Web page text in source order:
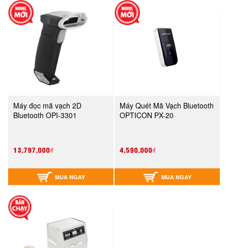
Máy đọc mã vạch 2D
Bluetooth OPI-3301
13,797,000₫
MUA NGAY
Máy Quét Mã Vạch Bluetooth
OPTICON PX-20
4,590,000₫
MUA NGAY